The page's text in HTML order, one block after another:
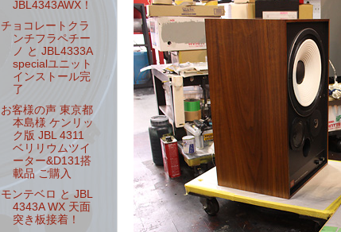
JBL4343AWX！
チョコレートクラ
ンチフラペチー
ノ と JBL4333A
specialユニット
インストール完
了
お客様の声 東京都
本島様 ケンリッ
ク版 JBL 4311
ベリリウムツイ
ーター&D131搭
載品 ご購入
モンテベロ と JBL
4343A WX 天面
突き板接着！